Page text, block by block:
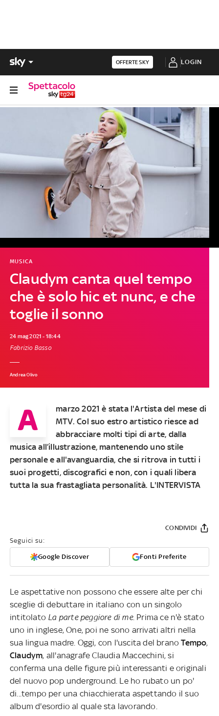
OFFERTE SKY LOGIN
Claudym canta quel tempo
che è solo hic et nunc, e che
toglie il sonno
MUSICA
24 mag 2021 - 18:44
Fabrizio Basso
Andrea Olivo
A marzo 2021 è stata l'Artista del mese di
MTV. Col suo estro artistico riesce ad
abbracciare molti tipi di arte, dalla
musica all’illustrazione, mantenendo uno stile
personale e all'avanguardia, che si ritrova in tutti i
suoi progetti, discografici e non, con i quali libera
tutta la sua frastagliata personalità. L'INTERVISTA
Seguici su:
Google Discover Fonti Preferite
CONDIVIDI
Le aspettative non possono che essere alte per chi
sceglie di debuttare in italiano con un singolo
intitolato La parte peggiore di me. Prima ce n'è stato
uno in inglese, One, poi ne sono arrivati altri nella
sua lingua madre. Oggi, con l'uscita del branoTempo,
Claudym, all'anagrafe Claudia Maccechini, si
conferma una delle figure più interessanti e originali
del nuovo pop underground. Le ho rubato un po'
di...tempo per una chiacchierata aspettando il suo
album d'esordio al quale sta lavorando.